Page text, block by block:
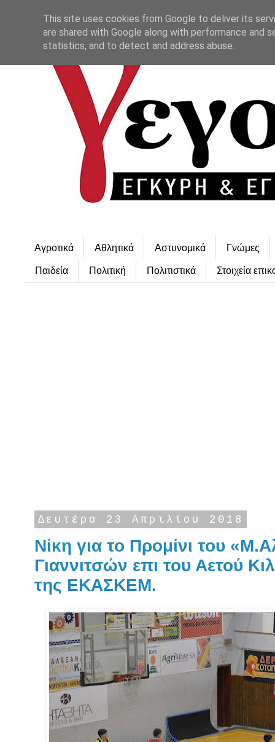
Αγροτικά Αθλητικά Αστυνομικά Γνώμες
Παιδεία Πολιτική Πολιτιστικά Στοιχεία
Δευτέρα 23 Απριλίου 2018
Νίκη για το Προμίνι του
Γιαννιτσών επι του Αετού
της ΕΚΑΣΚΕΜ.
This site uses cookies from Google to deliver its
are shared with Google along with performance and
statistics, and to detect and address abuse.